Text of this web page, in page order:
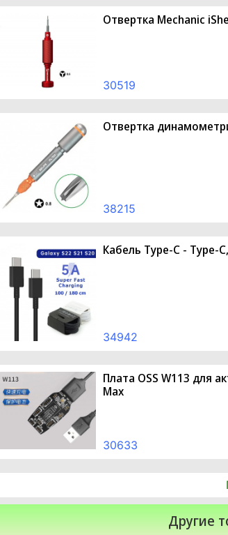
Отвертка Mechanic
30519
Отвертка
38215
Кабель Type-C - Type-
34942
Плата OSS W113 для
Max
30633
Другие